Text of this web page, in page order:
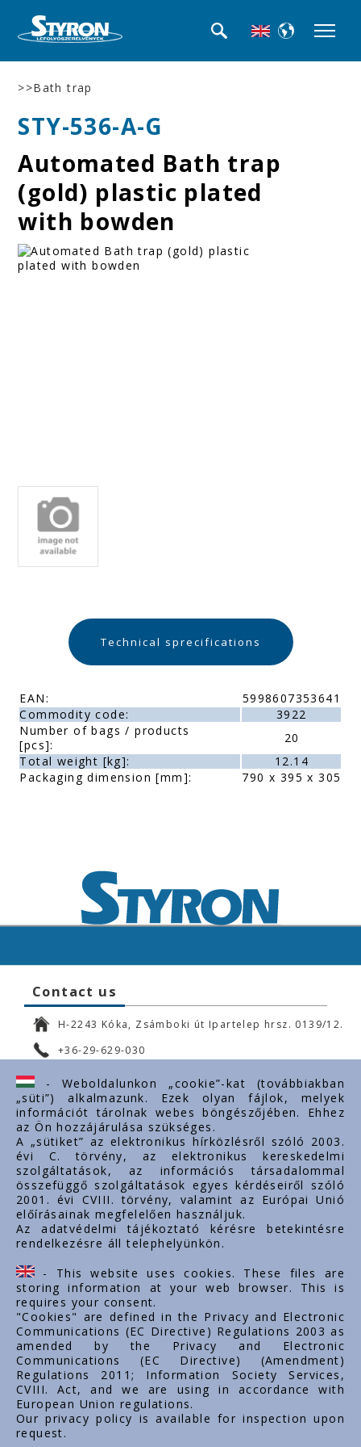
>>Bath trap
STY-536-A-G
Automated Bath trap
(gold) plastic plated
with bowden
Technical sprecifications
EAN:
5998607353641
Commodity code:
3922
Number of bags / products
[pcs]:
20
Total weight [kg]:
12.14
Packaging dimension [mm]:
790 x 395 x 305
Contact us
H-2243 Kóka, Zsámboki út Ipartelep hrsz. 0139/12.
+36-29-629-030
ertekesites@styron.hu
export@styron.hu
www.styron.hu
Important links
About us
Documents
Contacts
Career
- Weboldalunkon „cookie”-kat (továbbiakban
„süti”) alkalmazunk. Ezek olyan fájlok, melyek
információt tárolnak webes böngészőjében. Ehhez
az Ön hozzájárulása szükséges.
A „sütiket” az elektronikus hírközlésről szóló 2003.
évi C. törvény, az elektronikus kereskedelmi
szolgáltatások, az információs társadalommal
összefüggő szolgáltatások egyes kérdéseiről szóló
2001. évi CVIII. törvény, valamint az Európai Unió
előírásainak megfelelően használjuk.
Az adatvédelmi tájékoztató kérésre betekintésre
rendelkezésre áll telephelyünkön.
- This website uses cookies. These files are
storing information at your web browser. This is
requires your consent.
"Cookies" are defined in the Privacy and Electronic
Communications (EC Directive) Regulations 2003 as
amended by the Privacy and Electronic
Communications (EC Directive) (Amendment)
Regulations 2011; Information Society Services,
CVIII. Act, and we are using in accordance with
European Union regulations.
Our privacy policy is available for inspection upon
request.